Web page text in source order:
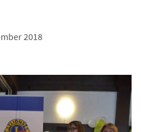
2018